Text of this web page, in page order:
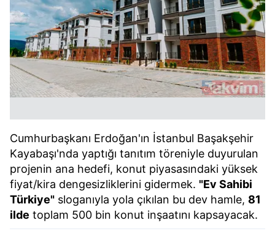
Cumhurbaşkanı Erdoğan'ın İstanbul Başakşehir
Kayabaşı'nda yaptığı tanıtım töreniyle duyurulan
projenin ana hedefi, konut piyasasındaki yüksek
fiyat/kira dengesizliklerini gidermek. "Ev Sahibi
Türkiye" sloganıyla yola çıkılan bu dev hamle, 81
ilde toplam 500 bin konut inşaatını kapsayacak.